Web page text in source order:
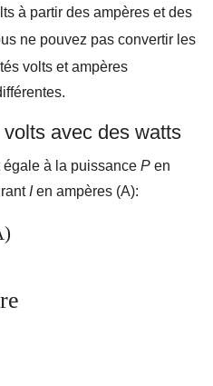
à partir des ampères et des
ne pouvez pas convertir les
volts et ampères
avec des watts
à la puissance P en
Ien ampères (A):